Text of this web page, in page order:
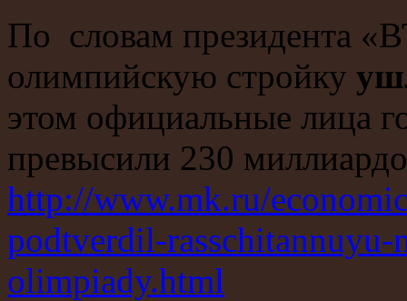
По словам президента
олимпийскую стройку
этом официальные лица
превысили 230
http://www.mk.ru/
podtverdil-
olimpiady.html